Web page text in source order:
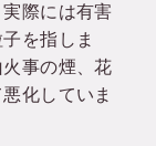
際には有害
を指しま
事の煙、花
化していま